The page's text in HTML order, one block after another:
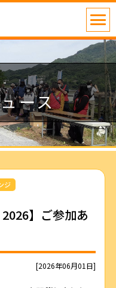
-
ース
ジ
】ご参加あ
[2026年06月01日]